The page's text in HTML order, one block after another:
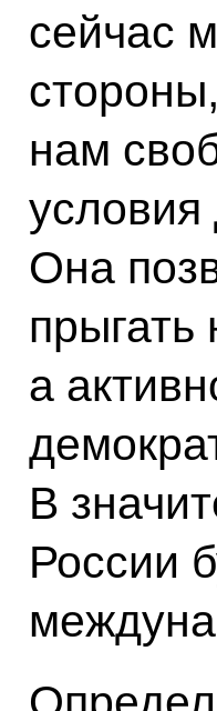
сейчас
нам
условия
Она
прыгать
а
В
России